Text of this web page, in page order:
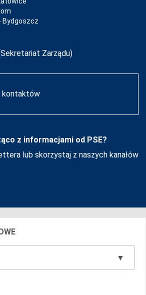
Bydgoszcz
Zarządu)
kontaktów
z informacjami od PSE?
lub skorzystaj z naszych kanałów